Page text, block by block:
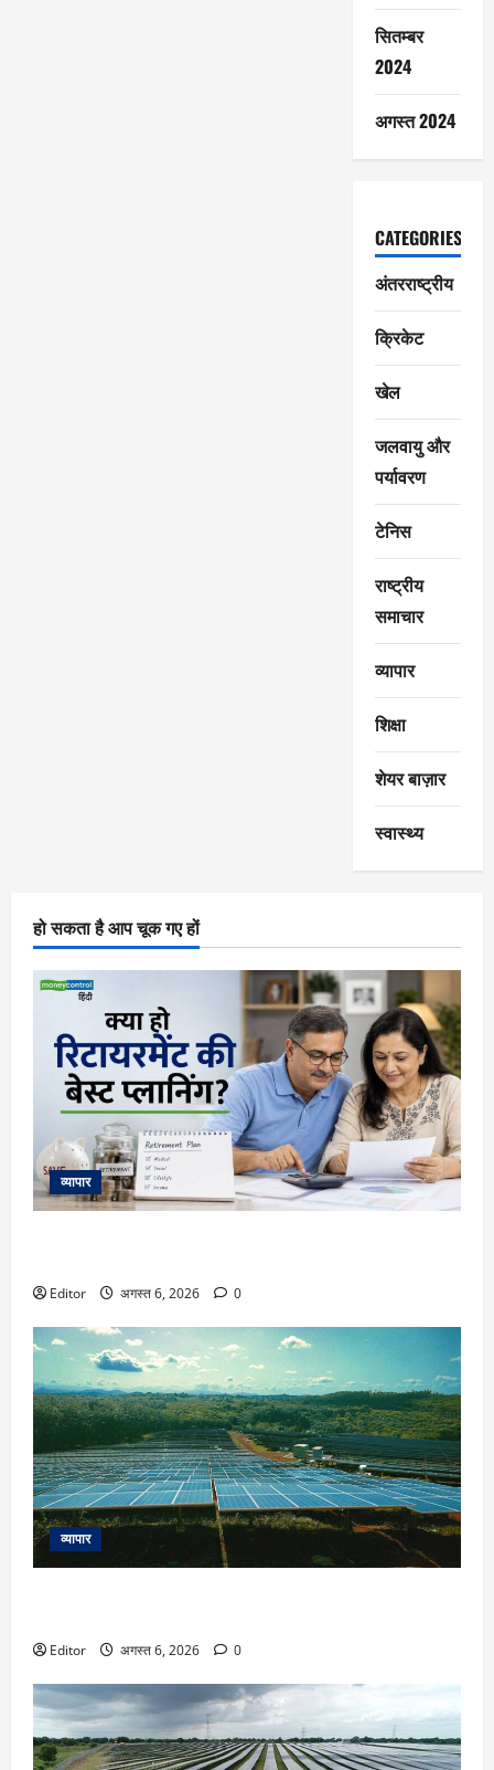
सितम्बर
2024
अगस्त 2024
CATEGORIES
अंतरराष्ट्रीय
क्रिकेट
खेल
जलवायु और
पर्यावरण
टेनिस
राष्ट्रीय
समाचार
व्यापार
शिक्षा
शेयर बाज़ार
स्वास्थ्य
हो सकता है आप चूक गए हों
व्यापार
Editor अगस्त 6, 2026 0
व्यापार
Editor अगस्त 6, 2026 0